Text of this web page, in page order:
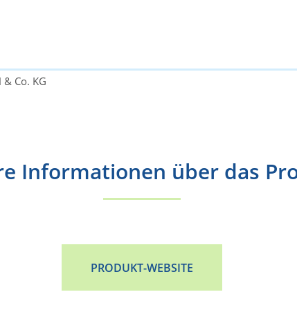
Co. KG
Informationen über das
PRODUKT-WEBSITE